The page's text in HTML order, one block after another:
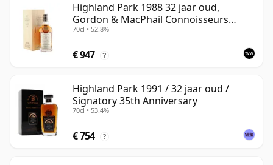
Highland Park 1988 32 jaar oud,
Gordon & MacPhail Connoisseurs
Choice - Cask 1284
70cl • 52.8%
€ 947 ?
Highland Park 1991 / 32 jaar oud /
Signatory 35th Anniversary
70cl • 53.4%
€ 754 ?